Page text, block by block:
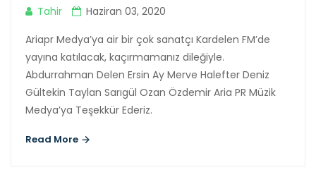
Tahir
Haziran 03, 2020
Ariapr Medya’ya air bir çok sanatçı Kardelen FM’de
yayına katılacak, kaçırmamanız dileğiyle.
Abdurrahman Delen Ersin Ay Merve Halefter Deniz
Gültekin Taylan Sarıgül Ozan Özdemir Aria PR Müzik
Medya’ya Teşekkür Ederiz.
Read More